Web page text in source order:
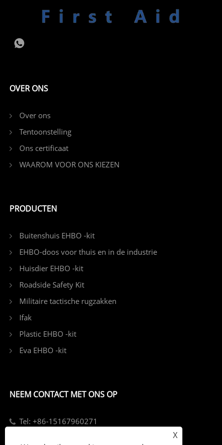
OVER ONS
Over ons
Tentoonstelling
Ons certificaat
WAAROM VOOR ONS KIEZEN
PRODUCTEN
Buitenshuis EHBO -kit
EHBO-doos voor thuis en in de industrie
Huisdier EHBO -kit
Roadside Safety Kit
Militaire tactische rugzakken
Ifak
Plastic EHBO -kit
Eva EHBO -kit
NEEM CONTACT MET ONS OP
Tel: +86-15167960271
X